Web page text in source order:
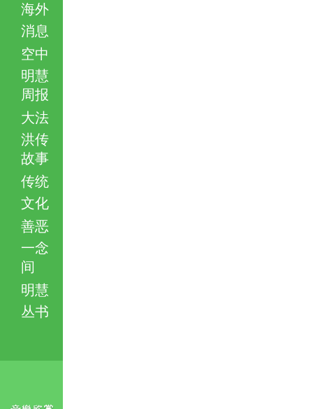
海外
消息
空中
明慧
周报
大法
洪传
故事
传统
文化
善恶
一念
间
明慧
丛书